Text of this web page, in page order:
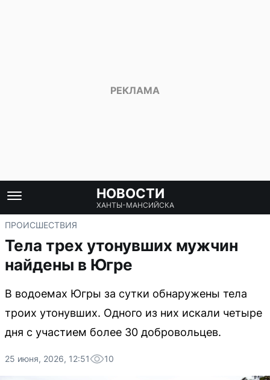
НОВОСТИ
ХАНТЫ-МАНСИЙСКА
ПРОИСШЕСТВИЯ
Тела трех утонувших мужчин
найдены в Югре
В водоемах Югры за сутки обнаружены тела
троих утонувших. Одного из них искали четыре
дня с участием более 30 добровольцев.
25 июня, 2026, 12:51 10